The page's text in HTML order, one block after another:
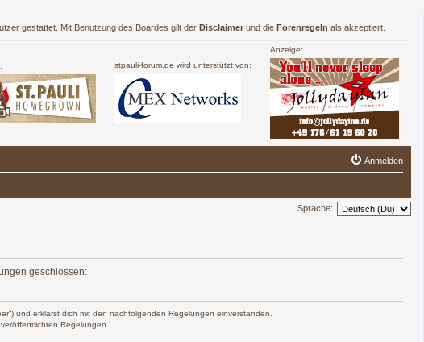
gestattet. Mit Benutzung des Boardes gilt der Disclaimer und die Forenregeln als akzeptiert.
stpauli-forum.de wird unterstützt von:
Anzeige:
Anmelden
Sprache:
geschlossen:
und erklärst dich mit den nachfolgenden Regelungen einverstanden.
Regelungen.